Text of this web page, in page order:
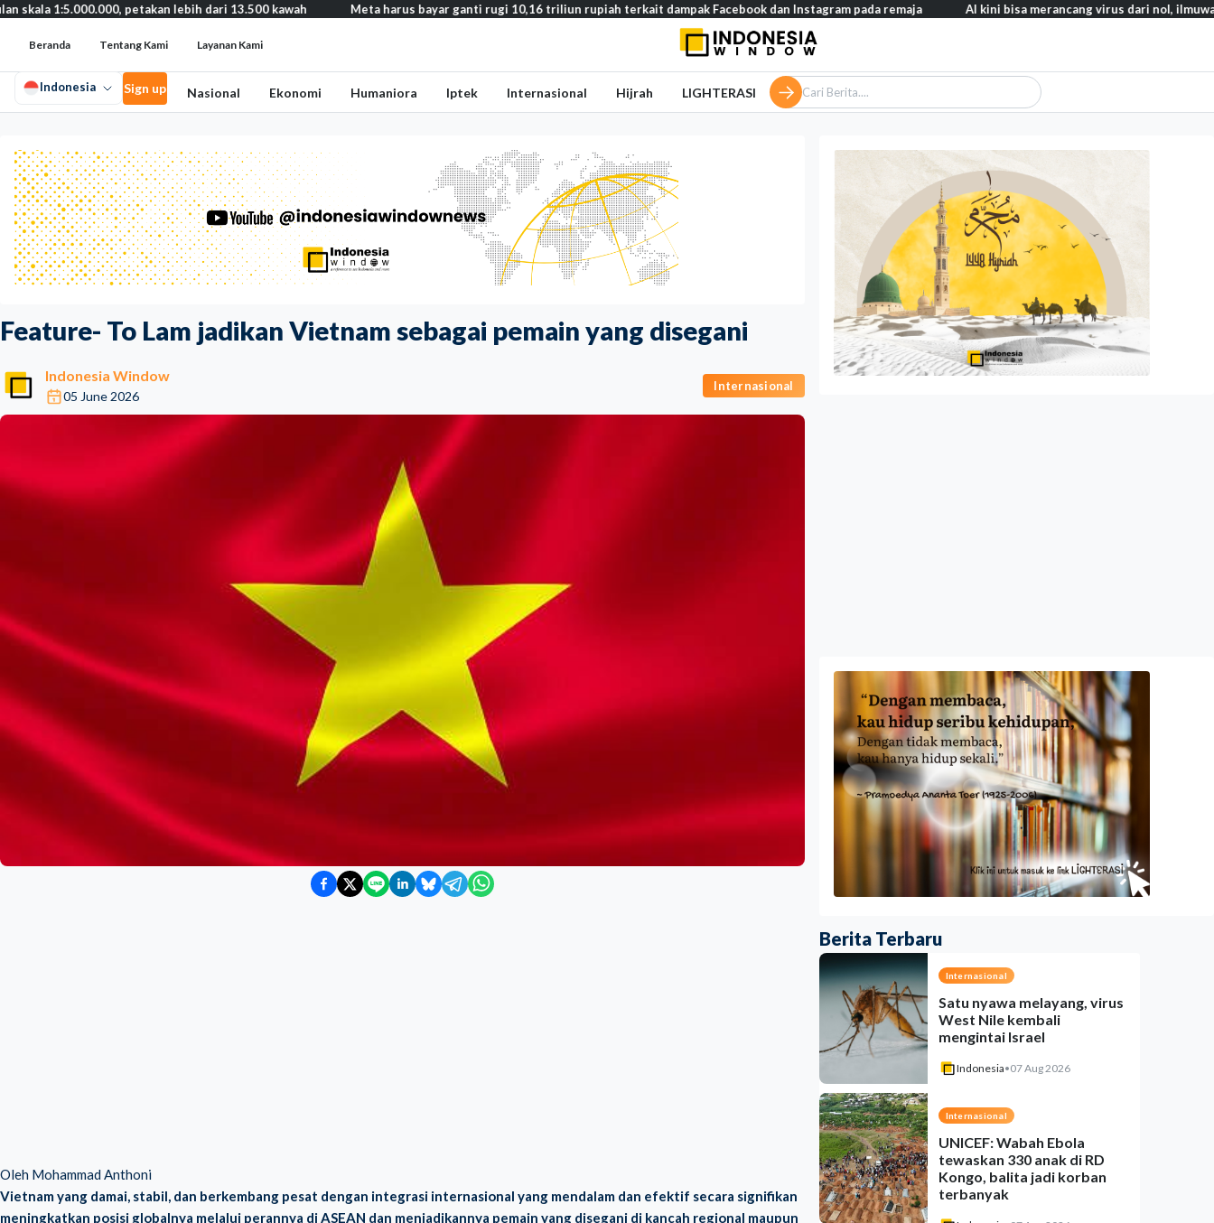
Feature- To Lam jadikan Vietnam sebagai pemain yang disegani
Indonesia Window
05 June 2026
Internasional
Oleh Mohammad Anthoni
Vietnam yang damai, stabil, dan berkembang pesat dengan integrasi internasional yang mendalam dan efektif secara signifikan
meningkatkan posisi globalnya melalui perannya di ASEAN dan menjadikannya pemain yang disegani di kancah regional maupun
Berita Terbaru
Internasional
Satu nyawa melayang, virus
West Nile kembali
mengintai Israel
Indonesia•07 Aug 2026
Internasional
UNICEF: Wabah Ebola
tewaskan 330 anak di RD
Kongo, balita jadi korban
terbanyak
petakan lebih dari 13.500 kawah Meta harus bayar ganti rugi 10,16 triliun rupiah terkait dampak Facebook dan Instagram pada remaja AI kini bisa merancang virus dari nol, ilmuwan berhasil
Beranda Tentang Kami Layanan Kami
Indonesia Sign up Nasional Ekonomi Humaniora Iptek Internasional Hijrah LIGHTERASI